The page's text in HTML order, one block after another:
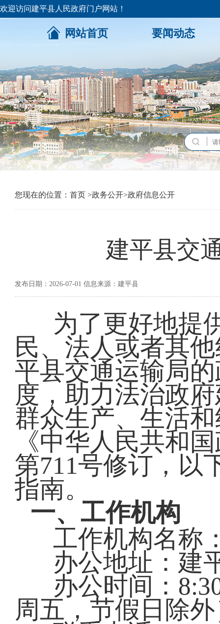
欢迎访问建平县人民政府门户网站！
网站首页 要闻动态
您现在的位置： 首页 >政务公开>政府信息公开
建平县交
发布日期：2026-07-01 信息来源：建平县
为了更好地提
民、法人或者其
平县交通运输局
度，助力法治政
群众生产、生活
《中华人民共和
第711号修订，以
指南。
一、工作机构
工作机构名称
办公地址：建
办公时间：
周五，节假日除